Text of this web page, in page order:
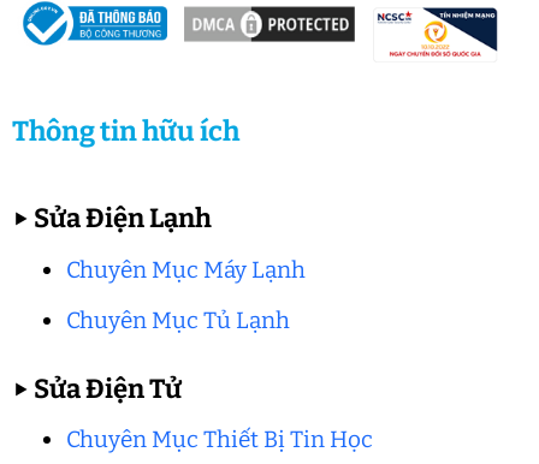
Thông tin hữu ích
▶ Sửa Điện Lạnh
Chuyên Mục Máy Lạnh
Chuyên Mục Tủ Lạnh
▶ Sửa Điện Tử
Chuyên Mục Thiết Bị Tin Học